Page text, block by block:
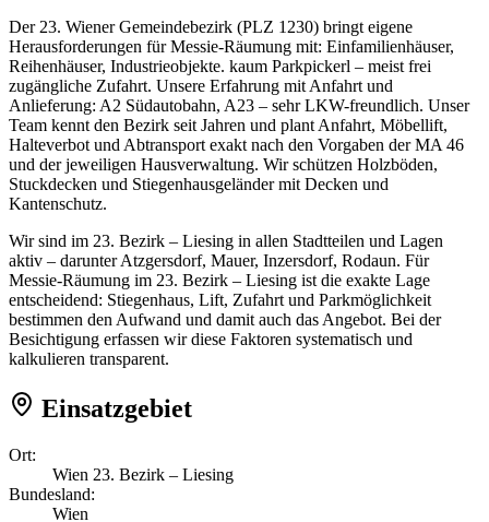
Der 23. Wiener Gemeindebezirk (PLZ 1230) bringt eigene
Herausforderungen für Messie-Räumung mit: Einfamilienhäuser,
Reihenhäuser, Industrieobjekte. kaum Parkpickerl – meist frei
zugängliche Zufahrt. Unsere Erfahrung mit Anfahrt und
Anlieferung: A2 Südautobahn, A23 – sehr LKW-freundlich. Unser
Team kennt den Bezirk seit Jahren und plant Anfahrt, Möbellift,
Halteverbot und Abtransport exakt nach den Vorgaben der MA 46
und der jeweiligen Hausverwaltung. Wir schützen Holzböden,
Stuckdecken und Stiegenhausgeländer mit Decken und
Kantenschutz.
Wir sind im 23. Bezirk – Liesing in allen Stadtteilen und Lagen
aktiv – darunter Atzgersdorf, Mauer, Inzersdorf, Rodaun. Für
Messie-Räumung im 23. Bezirk – Liesing ist die exakte Lage
entscheidend: Stiegenhaus, Lift, Zufahrt und Parkmöglichkeit
bestimmen den Aufwand und damit auch das Angebot. Bei der
Besichtigung erfassen wir diese Faktoren systematisch und
kalkulieren transparent.
Einsatzgebiet
Ort:
Wien 23. Bezirk – Liesing
Bundesland:
Wien